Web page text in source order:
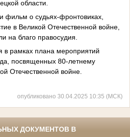
области.
фильм о судьях-фронтовиках,
в Великой Отечественной войне,
на благо правосудия.
в рамках плана мероприятий
посвященных 80-летнему
Отечественной войне.
опубликовано 30.04.2025 10:35 (МСК)
ДОКУМЕНТОВ В